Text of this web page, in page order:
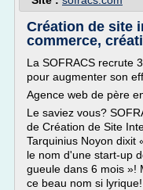
Création de site
commerce,
La SOFRACS recrute
pour augmenter son
Agence web de père
Le saviez vous?
de Création de Site
Tarquinius Noyon dixit
le nom d'une start-up
gueule dans 6 mois »!
ce beau nom si lyrique!